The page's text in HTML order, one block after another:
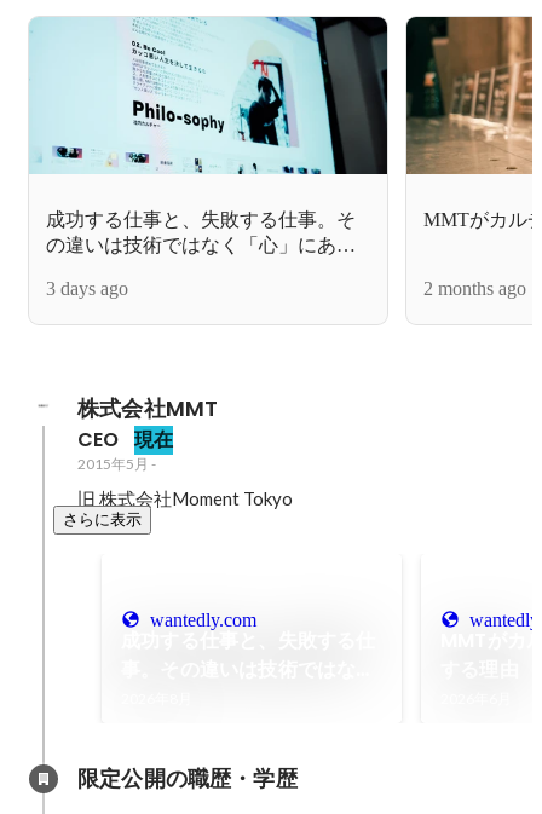
成功する仕事と、失敗する仕事。そ
の違いは技術ではなく「心」にあ
3 days ago
MMTがカル
2 months ago
株式会社MMT
CEO 現在
2015年5月 -
旧 株式会社Moment Tokyo
さらに表示
wantedly.com
限定公開の職歴・学歴